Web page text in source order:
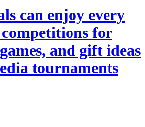
can enjoy every
for
and gift ideas
tournaments